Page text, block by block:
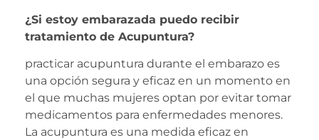
¿Si estoy embarazada puedo recibir
tratamiento de Acupuntura?
practicar acupuntura durante el embarazo es
una opción segura y eficaz en un momento en
el que muchas mujeres optan por evitar tomar
medicamentos para enfermedades menores.
La acupuntura es una medida eficaz en